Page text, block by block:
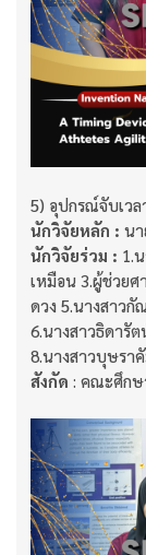
5) อุปกรณ์จับเวล
นักวิจัยหลัก : นา
นักวิจัยร่วม : 1.
เหมือน 3.ผู้ช่วยศ
ดวง 5.นางสาวกั
6.นางสาวธิดารั
8.นางสาวบุษรา
สังกัด : คณะศึกษ